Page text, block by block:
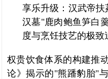
享乐升级：汉武帝
汉墓"鹿肉鲍鱼笋白
度与烹饪技艺的极致
权贵饮食体系的构建推
论》揭示的"熊蹯豹胎"